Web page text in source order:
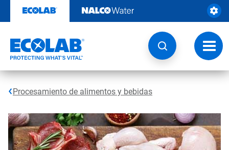
contenido
Botón
de
Procesamiento de alimentos y bebidas